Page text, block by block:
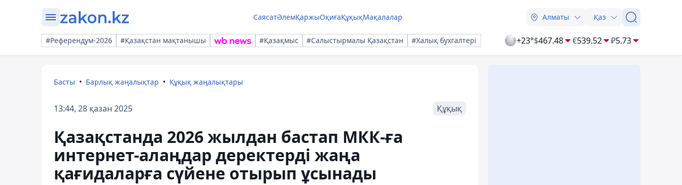
СаясатӘлемҚаржыОқиғаҚұқықМақалалар Алматы Қаз
#Референдум-2026 #Қазақстан мақтанышы #Қазақмыс #Салыстырмалы Қазақстан #Халық бухгалтері +23°$467.48 €539.52 ₽5.73
Басты Барлық жаңалықтар Құқық жаңалықтары
13:44, 28 қазан 2025 Құқық
Қазақстанда 2026 жылдан бастап МКК-ға
интернет-алаңдар деректерді жаңа
қағидаларға сүйене отырып ұсынады